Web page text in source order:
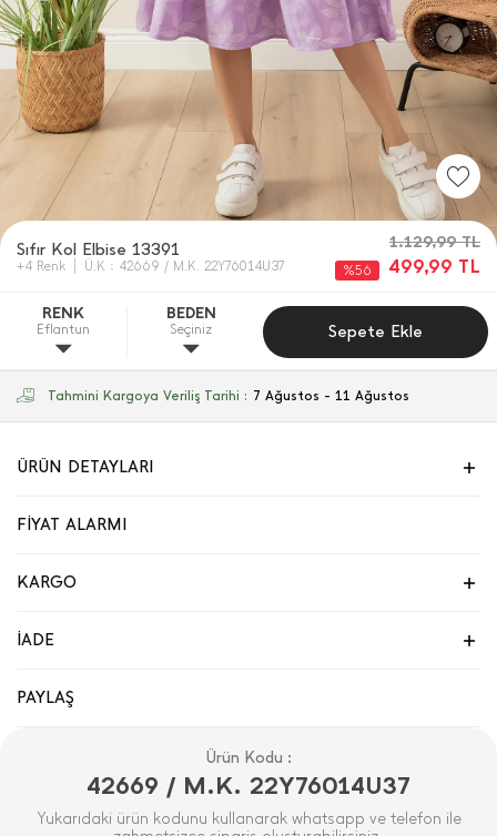
Sıfır Kol Elbise 13391
+4 Renk Ü.K : 42669 / M.K. 22Y76014U37
1.129,99TL
499,99 TL
%56
RENK
Eflantun
BEDEN
Seçiniz Sepete Ekle
Tahmini Kargoya Veriliş Tarihi : 7 Ağustos - 11 Ağustos
ÜRÜN DETAYLARI
FİYAT ALARMI
KARGO
İADE
PAYLAŞ
Ürün Kodu :
42669 / M.K. 22Y76014U37
Yukarıdaki ürün kodunu kullanarak whatsapp ve telefon ile